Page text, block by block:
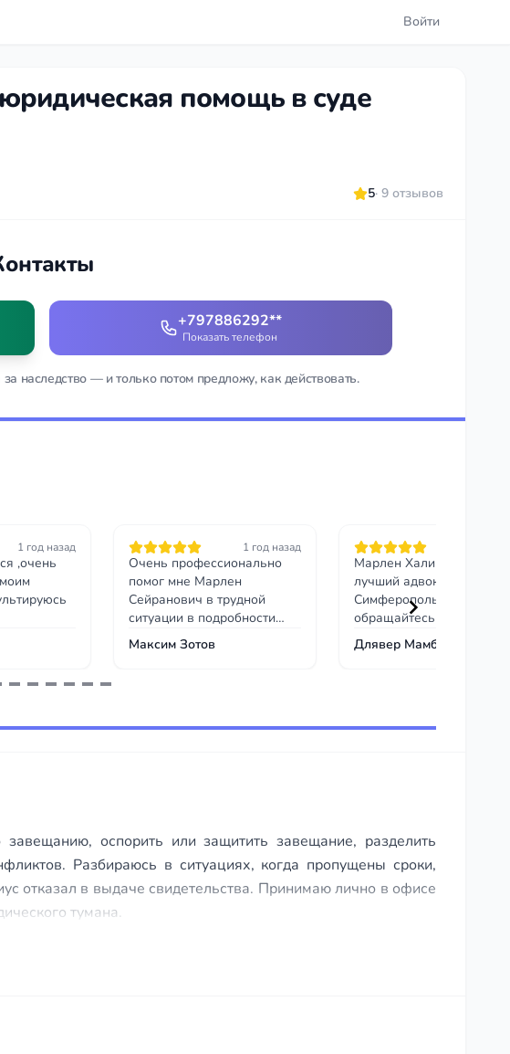
Войти
помощь в суде
5· 9 отзывов
+797886292**
Показать телефон
наследство — и только потом предложу, как действовать.
1 год назад
,очень
1 год назад
Очень профессионально
помог мне Марлен
Сейранович в трудной
ситуации в подробности
вдаваться не буду, но
очень рекомендую!
Максим Зотов
Марлен Халиков, самый
лучший адвокат в городе
Симферополь,
обращайтесь только к
таких как он вы не
спасибо всем за
Длявер Мамбетов
оспорить или защитить завещание, разделить
Разбираюсь в ситуациях, когда пропущены сроки,
отказал в выдаче свидетельства. Принимаю лично в офисе
тумана.